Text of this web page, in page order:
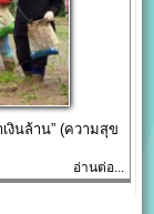
งินล้าน” (ความสุข
อ่านต่อ...